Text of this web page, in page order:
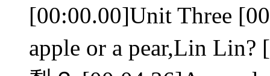
[00:00.00]Unit Three
apple or a pear,Lin